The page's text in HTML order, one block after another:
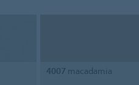
4007 macadamia